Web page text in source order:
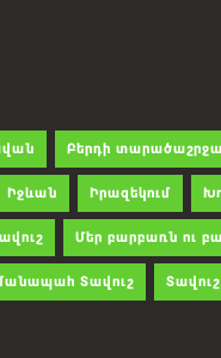
Բերդի
Իջևան Իրազեկում
Մեր բարբառն ու
Տավուշ Տավուշ